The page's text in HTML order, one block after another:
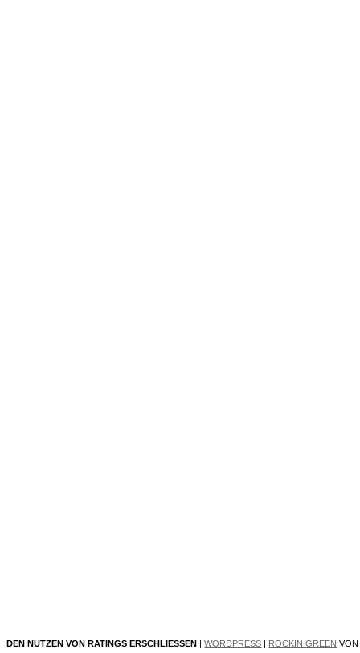
DEN NUTZEN VON RATINGS ERSCHLIESSEN |WORDPRESS | ROCKIN GREEN